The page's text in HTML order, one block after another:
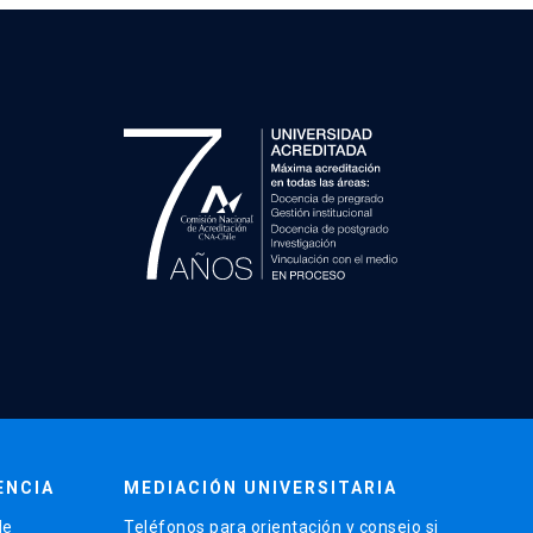
MEDIACIÓN UNIVERSITARIA
Teléfonos para orientación y consejo si